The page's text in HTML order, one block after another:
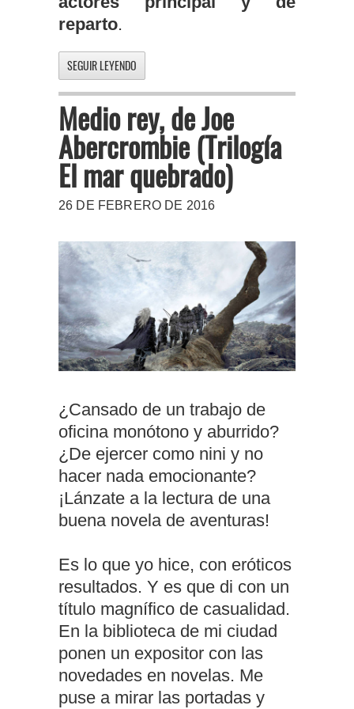
reparto.
SEGUIR LEYENDO
Medio rey, de Joe
Abercrombie (Trilogía
El mar quebrado)
26 DE FEBRERO DE 2016
¿Cansado de un trabajo de
oficina monótono y aburrido?
¿De ejercer como nini y no
hacer nada emocionante?
¡Lánzate a la lectura de una
buena novela de aventuras!
Es lo que yo hice, con eróticos
resultados. Y es que di con un
título magnífico de casualidad.
En la biblioteca de mi ciudad
ponen un expositor con las
novedades en novelas. Me
puse a mirar las portadas y